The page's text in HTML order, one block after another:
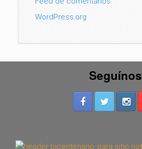
WordPress.org
Seguínos